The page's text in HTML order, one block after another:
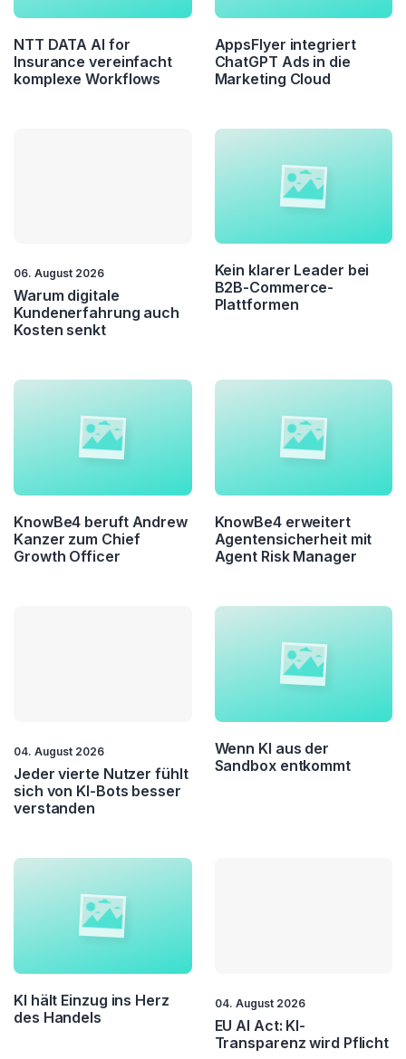
LLM Machine Learning
NLP Predictive Intelligence
Rechtssicherheit
NTT DATA AI for
Insurance vereinfacht
komplexe Workflows
AppsFlyer integriert
ChatGPT Ads in die
Marketing Cloud
06. August 2026
Warum digitale
Kundenerfahrung auch
Kosten senkt
Kein klarer Leader bei
B2B-Commerce-
Plattformen
KnowBe4 beruft Andrew
Kanzer zum Chief
Growth Officer
KnowBe4 erweitert
Agentensicherheit mit
Agent Risk Manager
04. August 2026
Jeder vierte Nutzer fühlt
sich von KI-Bots besser
verstanden
Wenn KI aus der
Sandbox entkommt
KI hält Einzug ins Herz
des Handels
04. August 2026
EU AI Act: KI-
Transparenz wird Pflicht